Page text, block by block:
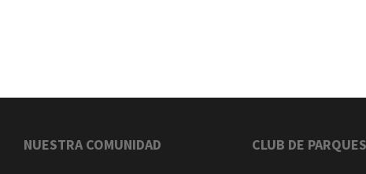
NUESTRA COMUNIDAD CLUB DE